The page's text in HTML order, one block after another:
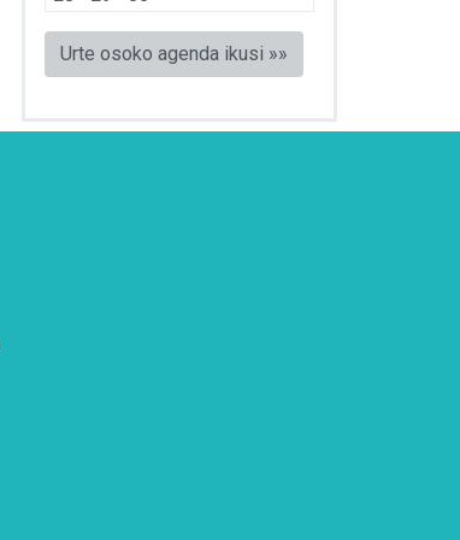
Urte osoko agenda ikusi »»